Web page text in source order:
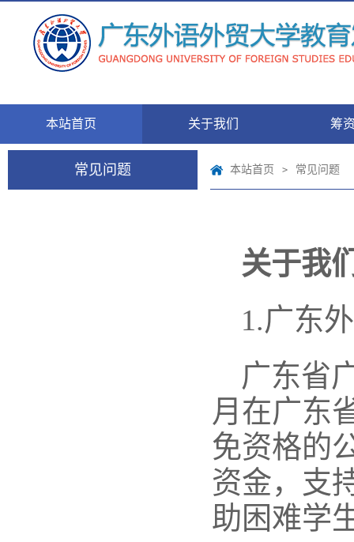
本站首页 关于我们 筹
常见问题 本站首页 > 常见问题
关于我
1.广东
广东省
月在广东
免资格的
资金，支
助困难学